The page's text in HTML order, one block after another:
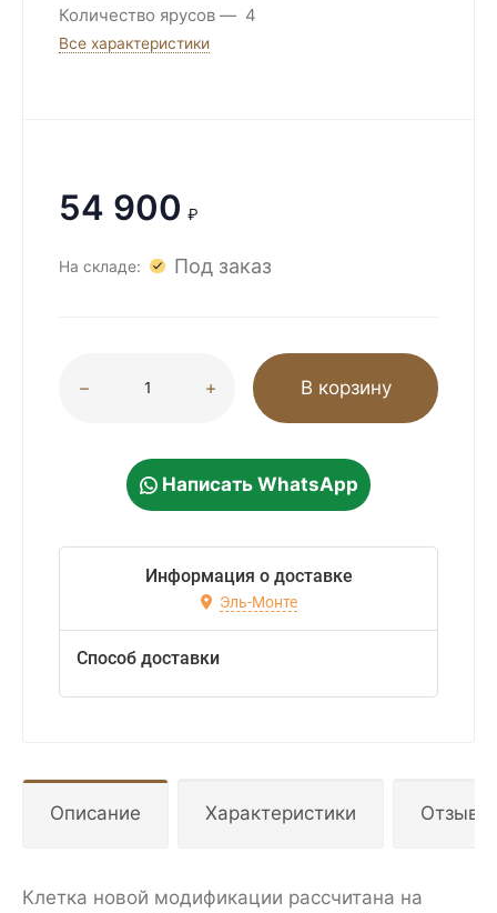
Количество ярусов
4
Все характеристики
54 900 ₽
На складе: Под заказ
В корзину
Написать WhatsApp
Информация о доставке
Эль-Монте
Способ доставки
Описание Характеристики
Клетка новой модификации рассчитана на